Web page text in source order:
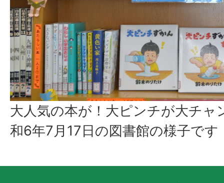
大人気の本が！大ピンチが大
和6年7月17日の図書館の様子です